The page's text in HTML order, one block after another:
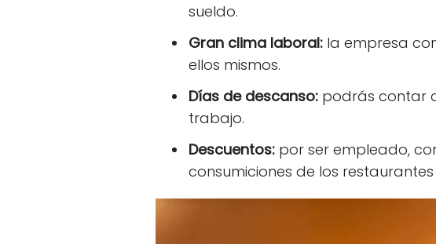
sueldo.
Gran clima laboral: la empresa
ellos mismos.
Días de descanso: podrás contar
trabajo.
Descuentos: por ser empleado,
consumiciones de los